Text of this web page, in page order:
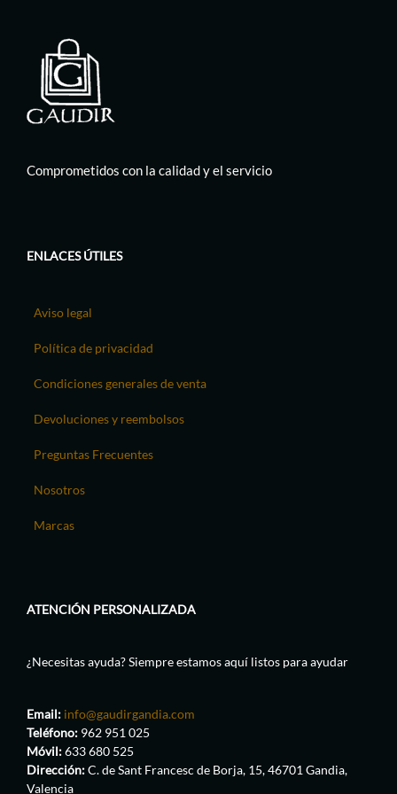
Comprometidos con la calidad y el servicio
ENLACES ÚTILES
Aviso legal
Política de privacidad
Condiciones generales de venta
Devoluciones y reembolsos
Preguntas Frecuentes
Nosotros
Marcas
ATENCIÓN PERSONALIZADA
¿Necesitas ayuda? Siempre estamos aquí listos para ayudar
Email: info@gaudirgandia.com
Teléfono: 962 951 025
Móvil:633 680 525
Dirección:C. de Sant Francesc de Borja, 15, 46701 Gandia,
Valencia